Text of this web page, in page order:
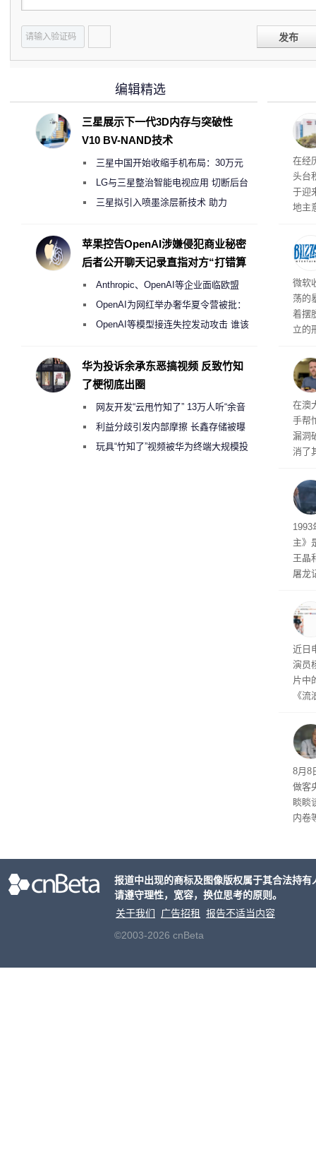
发布
在经
头台
于迎
地主
设两
微软
荡的
着摆
立的
长轨
破
在澳
手帮
漏洞
消了
自
工智
1993
主》
王晶
屠龙
0后
近日
演员
片中
《
乐
~”。
费
8月8
做客
睒睒
内卷
编辑精选
三星展示下一代3D内存与突破性
V10 BV-NAND技术
三星中国开始收缩手机布局：30万元
月销售额不达标门店 将被逐步清退
LG与三星整治智能电视应用 切断后台
偷偷共享带宽的违规行为
三星拟引入喷墨涂层新技术 助力
度
苹果控告OpenAI涉嫌侵犯商业秘密
后者公开聊天记录直指对方“打错算
Anthropic、OpenAI等企业面临欧盟
《人工智能法案》全新执法权限审查
OpenAI为网红举办奢华夏令营被批：
2000美元一晚 遭讽“反乌托邦”
OpenAI等模型接连失控发动攻击 谁该
华为投诉余承东恶搞视频 反致竹知
了梗彻底出圈
网友开发“云甩竹知了” 13万人听“余音
绕梁”利益分歧引发内部摩擦 长鑫存储被曝
曾将华为驻场工程师驱逐出研发基地
玩具“竹知了”视频被华为终端大规模投
报道中出现的商标及图像版权属于其合法持
请遵守理性，宽容，换位思考的原则。
关于我们
广告招租
报告不适当内容
©2003-2026 cnBeta